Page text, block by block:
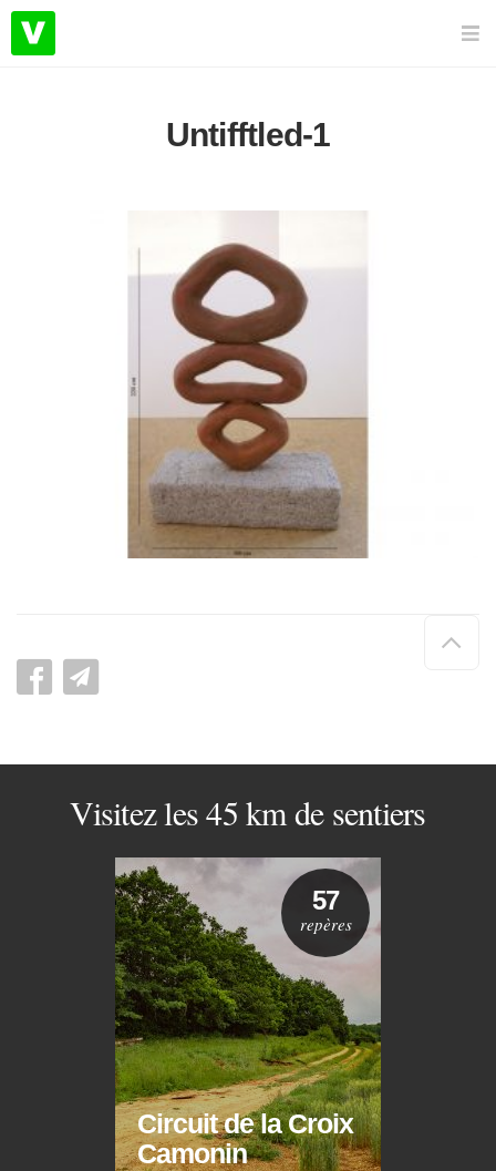
Untifftled-1
de
Visitez les 45 km de sentiers
Circuit de la Croix
Camonin
57
repères